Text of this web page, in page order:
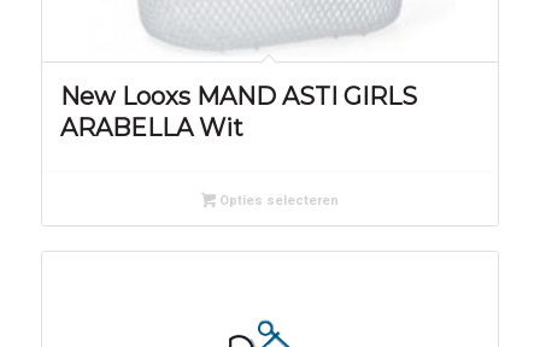
New Looxs MAND ASTI GIRLS
ARABELLA Wit
Opties selecteren